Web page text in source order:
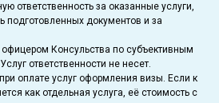
ответственность за оказанные услуги,
подготовленных документов и за
Консульства по субъективным
ответственности не несет.
оплате услуг оформления визы. Если к
как отдельная услуга, её стоимость с